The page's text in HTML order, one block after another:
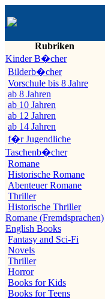
Rubriken
Kinder B�cher
Bilderb�cher
Vorschule bis 8 Jahre
ab 8 Jahren
ab 10 Jahren
ab 12 Jahren
ab 14 Jahren
f�r Jugendliche
Taschenb�cher
Romane
Historische Romane
Abenteuer Romane
Thriller
Historische Thriller
Romane (Fremdsprachen)
English Books
Fantasy and Sci-Fi
Novels
Thriller
Horror
Books for Kids
Books for Teens